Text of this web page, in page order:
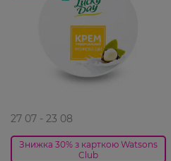
27 07 - 23 08
Знижка 30% з карткою Watsons
Club